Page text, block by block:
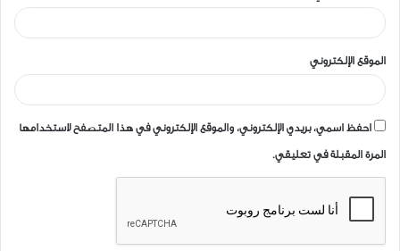
الموقع الإلكتروني
احفظ اسمي، بريدي الإلكتروني، والموقع الإلكتروني في هذا المتصفح لاستخدامها
المرة المقبلة في تعليقي.